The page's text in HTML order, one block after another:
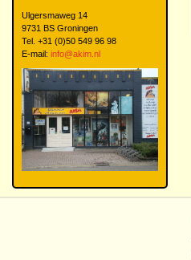
Ulgersmaweg 14
9731 BS Groningen
Tel. +31 (0)50 549 96 98
E-mail: info@akim.nl